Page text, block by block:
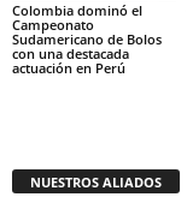
Colombia dominó el
Campeonato
Sudamericano de Bolos
con una destacada
actuación en Perú
NUESTROS ALIADOS